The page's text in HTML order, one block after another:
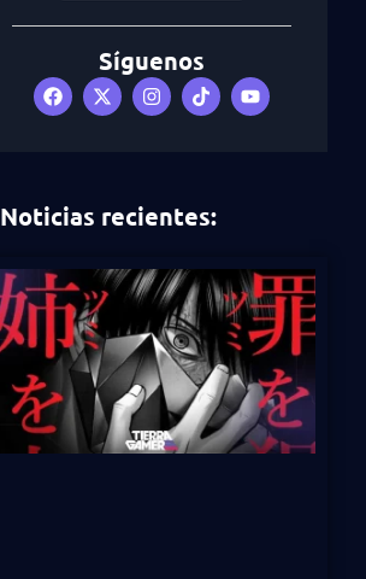
Síguenos
Noticias recientes: